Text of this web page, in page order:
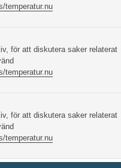
temperatur.nu
för att diskutera saker relaterat
temperatur.nu
för att diskutera saker relaterat
temperatur.nu